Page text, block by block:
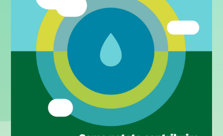
Português (PT)
עברית
中文 (中国)
Türkçe